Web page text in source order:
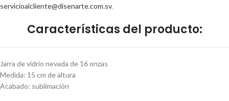
servicioalcliente@disenarte.com.sv.
Características del producto:
Jarra de vidrio nevada de 16 onzas
Medida: 15 cm de altura
Acabado: sublimación